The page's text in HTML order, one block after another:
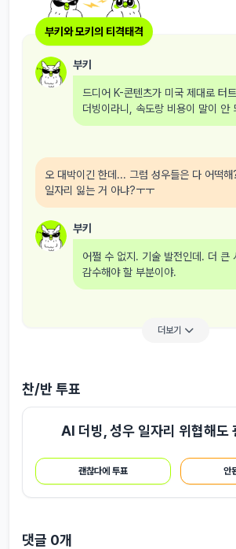
부키와 모키의 티격태격
부키
드디어 K-콘텐츠가 미국 제대로 터
더빙이라니, 속도랑 비용이 말이 안
오 대박이긴 한데... 그럼 성우들은 다 어떡해
일자리 잃는 거 아냐?ㅜㅜ
부키
어쩔 수 없지. 기술 발전인데. 더 큰
감수해야 할 부분이야.
더보기
찬/반 투표
AI 더빙, 성우 일자리 위협해도
괜찮다에 투표 안
댓글 0개